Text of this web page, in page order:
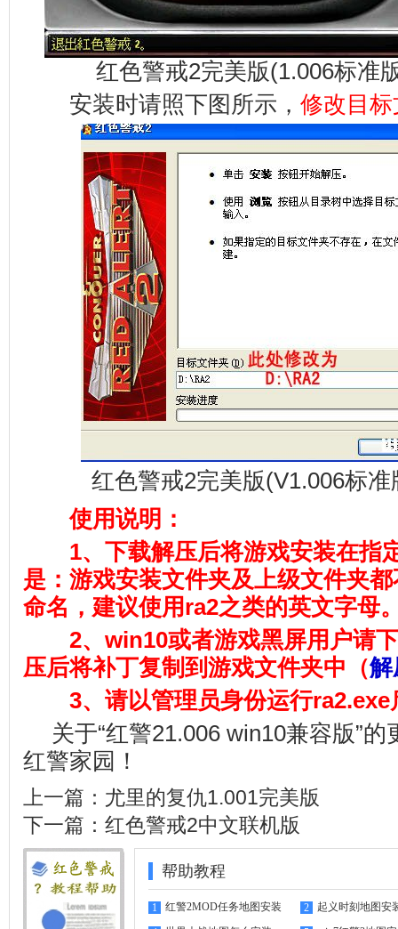
红色警戒2完美版(1.006标准
安装时请照下图所示， 修改目
红色警戒2完美版(V1.006标
使用说明：
1、下载解压后将游戏安装在指
是：游戏安装文件夹及上级文件夹
命名，建议使用ra2之类的英文字母
2、win10或者游戏黑屏用户请下
压后将补丁复制到游戏文件夹中（解
3、请以管理员身份运行ra2.exe
关于“红警21.006 win10兼容版”
红警家园 ！
上一篇： 尤里的复仇1.001完美版
下一篇： 红色警戒2中文联机版
帮助教程
1
红警2MOD任务地图安装
2 起义时刻地图安